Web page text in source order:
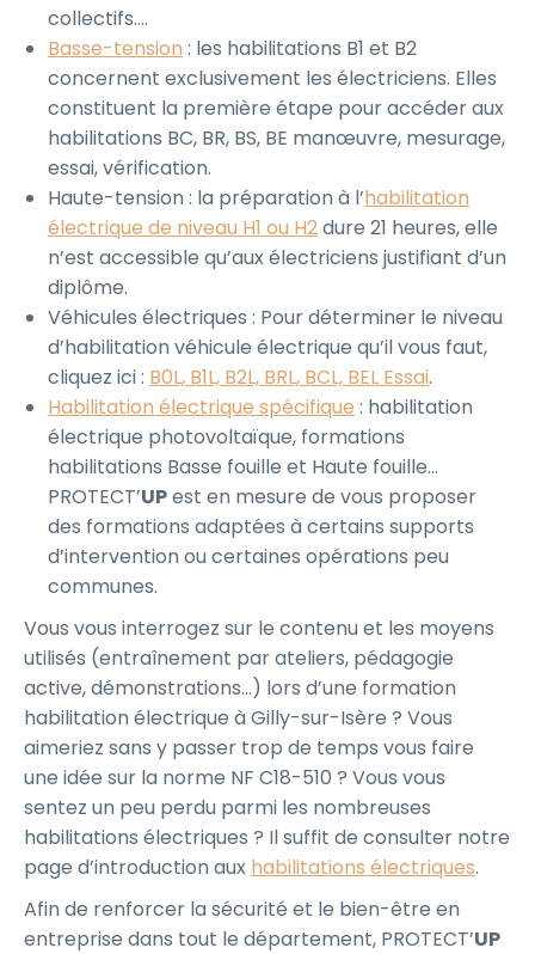
collectifs….
Basse-tension : les habilitations B1 et B2
concernent exclusivement les électriciens. Elles
constituent la première étape pour accéder aux
habilitations BC, BR, BS, BE manœuvre, mesurage,
essai, vérification.
Haute-tension : la préparation à l’habilitation
électrique de niveau H1 ou H2dure 21 heures, elle
n’est accessible qu’aux électriciens justifiant d’un
diplôme.
Véhicules électriques : Pour déterminer le niveau
d’habilitation véhicule électrique qu’il vous faut,
cliquez ici : B0L, B1L, B2L, BRL, BCL, BEL Essai.
Habilitation électrique spécifique : habilitation
électrique photovoltaïque, formations
habilitations Basse fouille et Haute fouille…
PROTECT’UPest en mesure de vous proposer
des formations adaptées à certains supports
d’intervention ou certaines opérations peu
communes.
Vous vous interrogez sur le contenu et les moyens
utilisés (entraînement par ateliers, pédagogie
active, démonstrations…) lors d’une formation
habilitation électrique à Gilly-sur-Isère ? Vous
aimeriez sans y passer trop de temps vous faire
une idée sur la norme NF C18-510 ? Vous vous
sentez un peu perdu parmi les nombreuses
habilitations électriques ? Il suffit de consulter notre
page d’introduction aux habilitations électriques.
Afin de renforcer la sécurité et le bien-être en
entreprise dans tout le département, PROTECT’UP